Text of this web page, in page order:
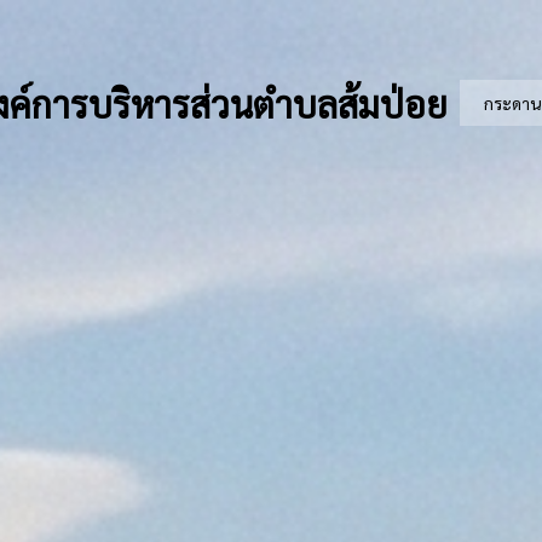
การบริหารส่วนตำบลส้มป่อย กระดา